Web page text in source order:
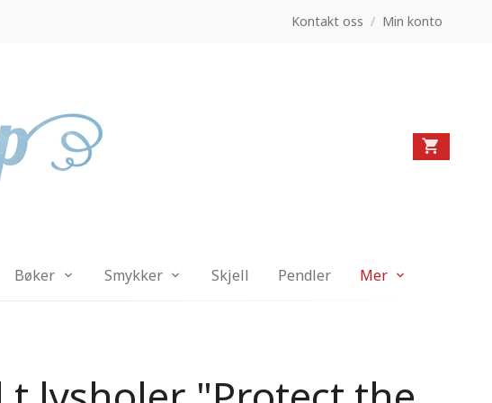
Kontakt oss / Min konto
Bøker Smykker Skjell Pendler Mer